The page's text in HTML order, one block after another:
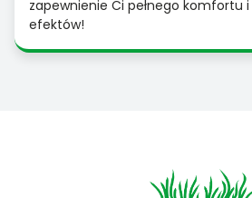
zapewnienie Ci pełnego komfortu
efektów!